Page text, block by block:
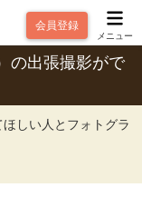
会員登録
メニュー
の出張撮影がで
しい人とフォトグラ